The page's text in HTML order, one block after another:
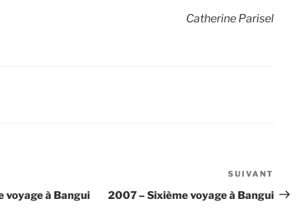
Catherine Parisel
voyage à Bangui
suivant
SUIVANT
2007 – Sixième voyage à Bangui